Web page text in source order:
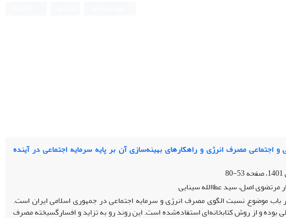
اجتماعی مصرف انرژی و راهکارهای بهینه‌سازی آن بر پایه سرمایه اجتماعی در آینده
53-80
مرتضوی اصل، سید عطاالله سینایی
باب موضوع نسبت الگوی مصرف انرژی و سرمایه اجتماعی در جمهوری اسلامی ایران است.
بوده و از روش کتابخانه‌ای استفاده‌شده است. این روند رو به تزاید و افسارگسیخته‌ مصرف